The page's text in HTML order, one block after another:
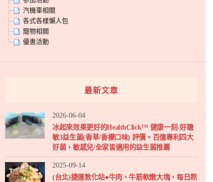
汽機車相關
各式各樣懶人包
寵物相關
優惠活動
最新文章
2026-06-04
冰起來效果更好的HealthClick™ 健康一刻-好聰
敏3益生菌(香草/香檬口味) 評價。百億專利四大
好菌，敏感兒/全家皆適用的益生菌推薦
2025-09-14
(台北)捷運敦化站●牛肉、牛筋軟嫩大塊，每日熬